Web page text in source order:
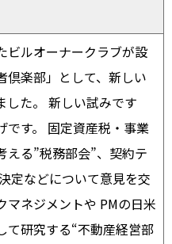
ビルオーナークラブが設
倶楽部」として、新しい
した。 新しい試みです
です。 固定資産税・事業
える”税務部会”、契約テ
定などについて意見を交
マネジメントや PMの日米
て研究する“不動産経営部